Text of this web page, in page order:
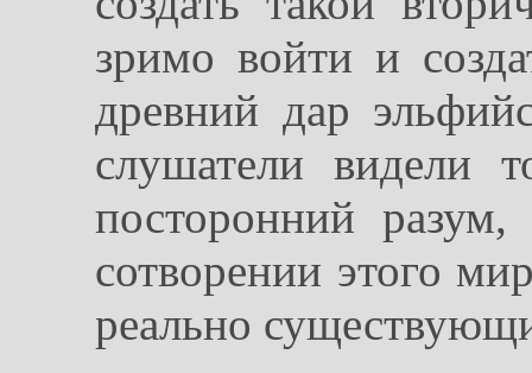
зримо войти и
древний дар
слушатели видели
посторонний
сотворении этого
реально